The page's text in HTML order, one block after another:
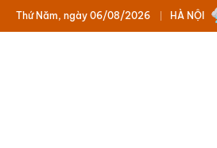
HÀ NỘI
Thứ Năm, ngày 06/08/2026